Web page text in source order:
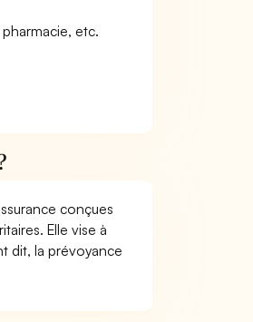
etc.
conçues
Elle vise à
dit, la prévoyance